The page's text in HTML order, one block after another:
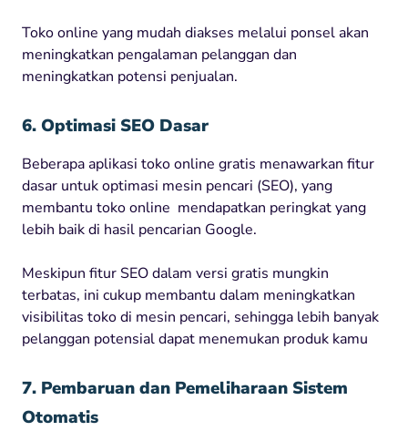
Toko online yang mudah diakses melalui ponsel akan
meningkatkan pengalaman pelanggan dan
meningkatkan potensi penjualan.
6. Optimasi SEO Dasar
Beberapa aplikasi toko online gratis menawarkan fitur
dasar untuk optimasi mesin pencari (SEO), yang
membantu toko online mendapatkan peringkat yang
lebih baik di hasil pencarian Google.
Meskipun fitur SEO dalam versi gratis mungkin
terbatas, ini cukup membantu dalam meningkatkan
visibilitas toko di mesin pencari, sehingga lebih banyak
pelanggan potensial dapat menemukan produk kamu
7. Pembaruan dan Pemeliharaan Sistem
Otomatis